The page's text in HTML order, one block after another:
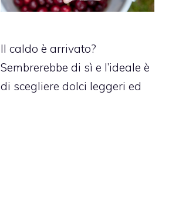
Il caldo è arrivato?
Sembrerebbe di sì e l’ideale è
di scegliere dolci leggeri ed